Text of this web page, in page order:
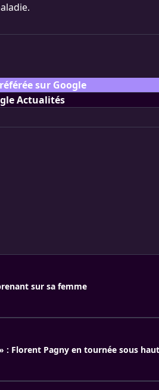
sur Google
Actualités
sur sa femme
: Florent Pagny en tournée sous